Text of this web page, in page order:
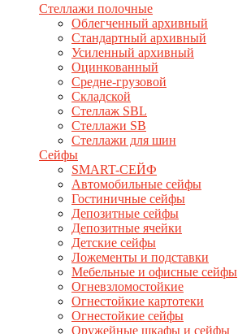
Стеллажи полочные
Облегченный архивный
Стандартный архивный
Усиленный архивный
Оцинкованный
Средне-грузовой
Складской
Стеллаж SBL
Стеллажи SB
Стеллажи для шин
Сейфы
SMART-СЕЙФ
Автомобильные сейфы
Гостиничные сейфы
Депозитные сейфы
Депозитные ячейки
Детские сейфы
Ложементы и подставки
Мебельные и офисные сейфы
Огневзломостойкие
Огнестойкие картотеки
Огнестойкие сейфы
Оружейные шкафы и сейфы